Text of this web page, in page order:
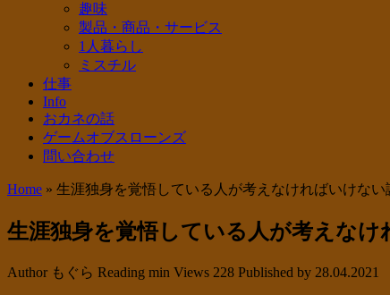
趣味
製品・商品・サービス
1人暮らし
ミスチル
仕事
Info
おカネの話
ゲームオブスローンズ
問い合わせ
Home » 生涯独身を覚悟している人が考えなければいけない
生涯独身を覚悟している人が考えな
Authorもぐら Reading min Views 228 Published by 28.04.2021